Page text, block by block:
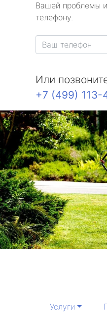
Вашей проблемы
телефону.
Или
+7 (499) 113-
Услуги